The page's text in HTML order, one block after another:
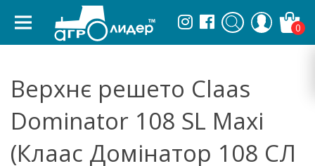
0
Верхнє решето Claas
Dominator 108 SL Maxi
(Клаас Домінатор 108 СЛ